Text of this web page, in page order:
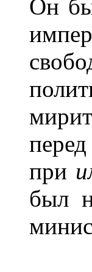
Он
при
был